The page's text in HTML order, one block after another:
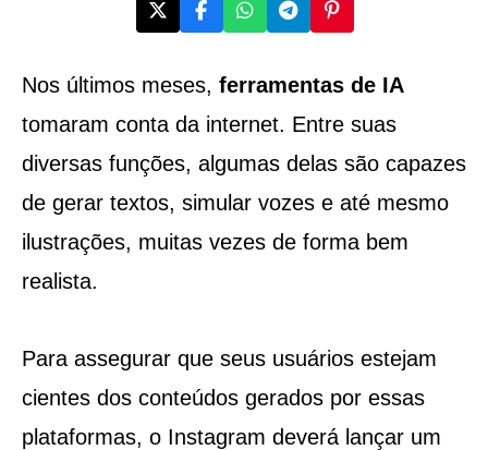
Nos últimos meses, ferramentas de IA
tomaram conta da internet. Entre suas
diversas funções, algumas delas são capazes
de gerar textos, simular vozes e até mesmo
ilustrações, muitas vezes de forma bem
realista.
Para assegurar que seus usuários estejam
cientes dos conteúdos gerados por essas
plataformas, o Instagram deverá lançar um